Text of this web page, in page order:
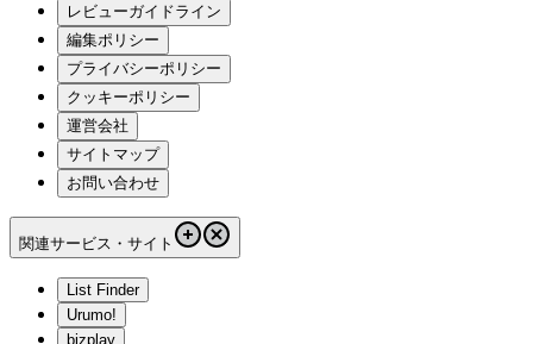
レビューガイドライン
編集ポリシー
プライバシーポリシー
クッキーポリシー
運営会社
サイトマップ
お問い合わせ
関連サービス・サイト
List Finder
Urumo!
bizplay